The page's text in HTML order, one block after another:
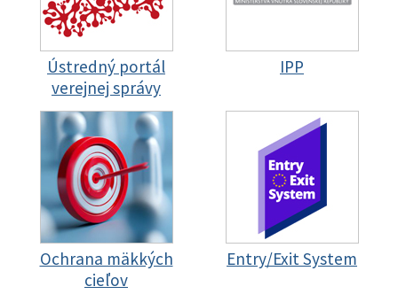
Ústredný portál
verejnej správy
IPP
Ochrana mäkkých
cieľov
Entry/Exit System